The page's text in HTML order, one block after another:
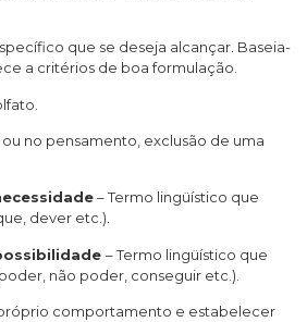
que se deseja alcançar. Baseia-
a critérios de boa formulação.
ou no pensamento, exclusão de uma
– Termo lingüístico que
dever etc.).
– Termo lingüístico que
não poder, conseguir etc.).
comportamento e estabelecer